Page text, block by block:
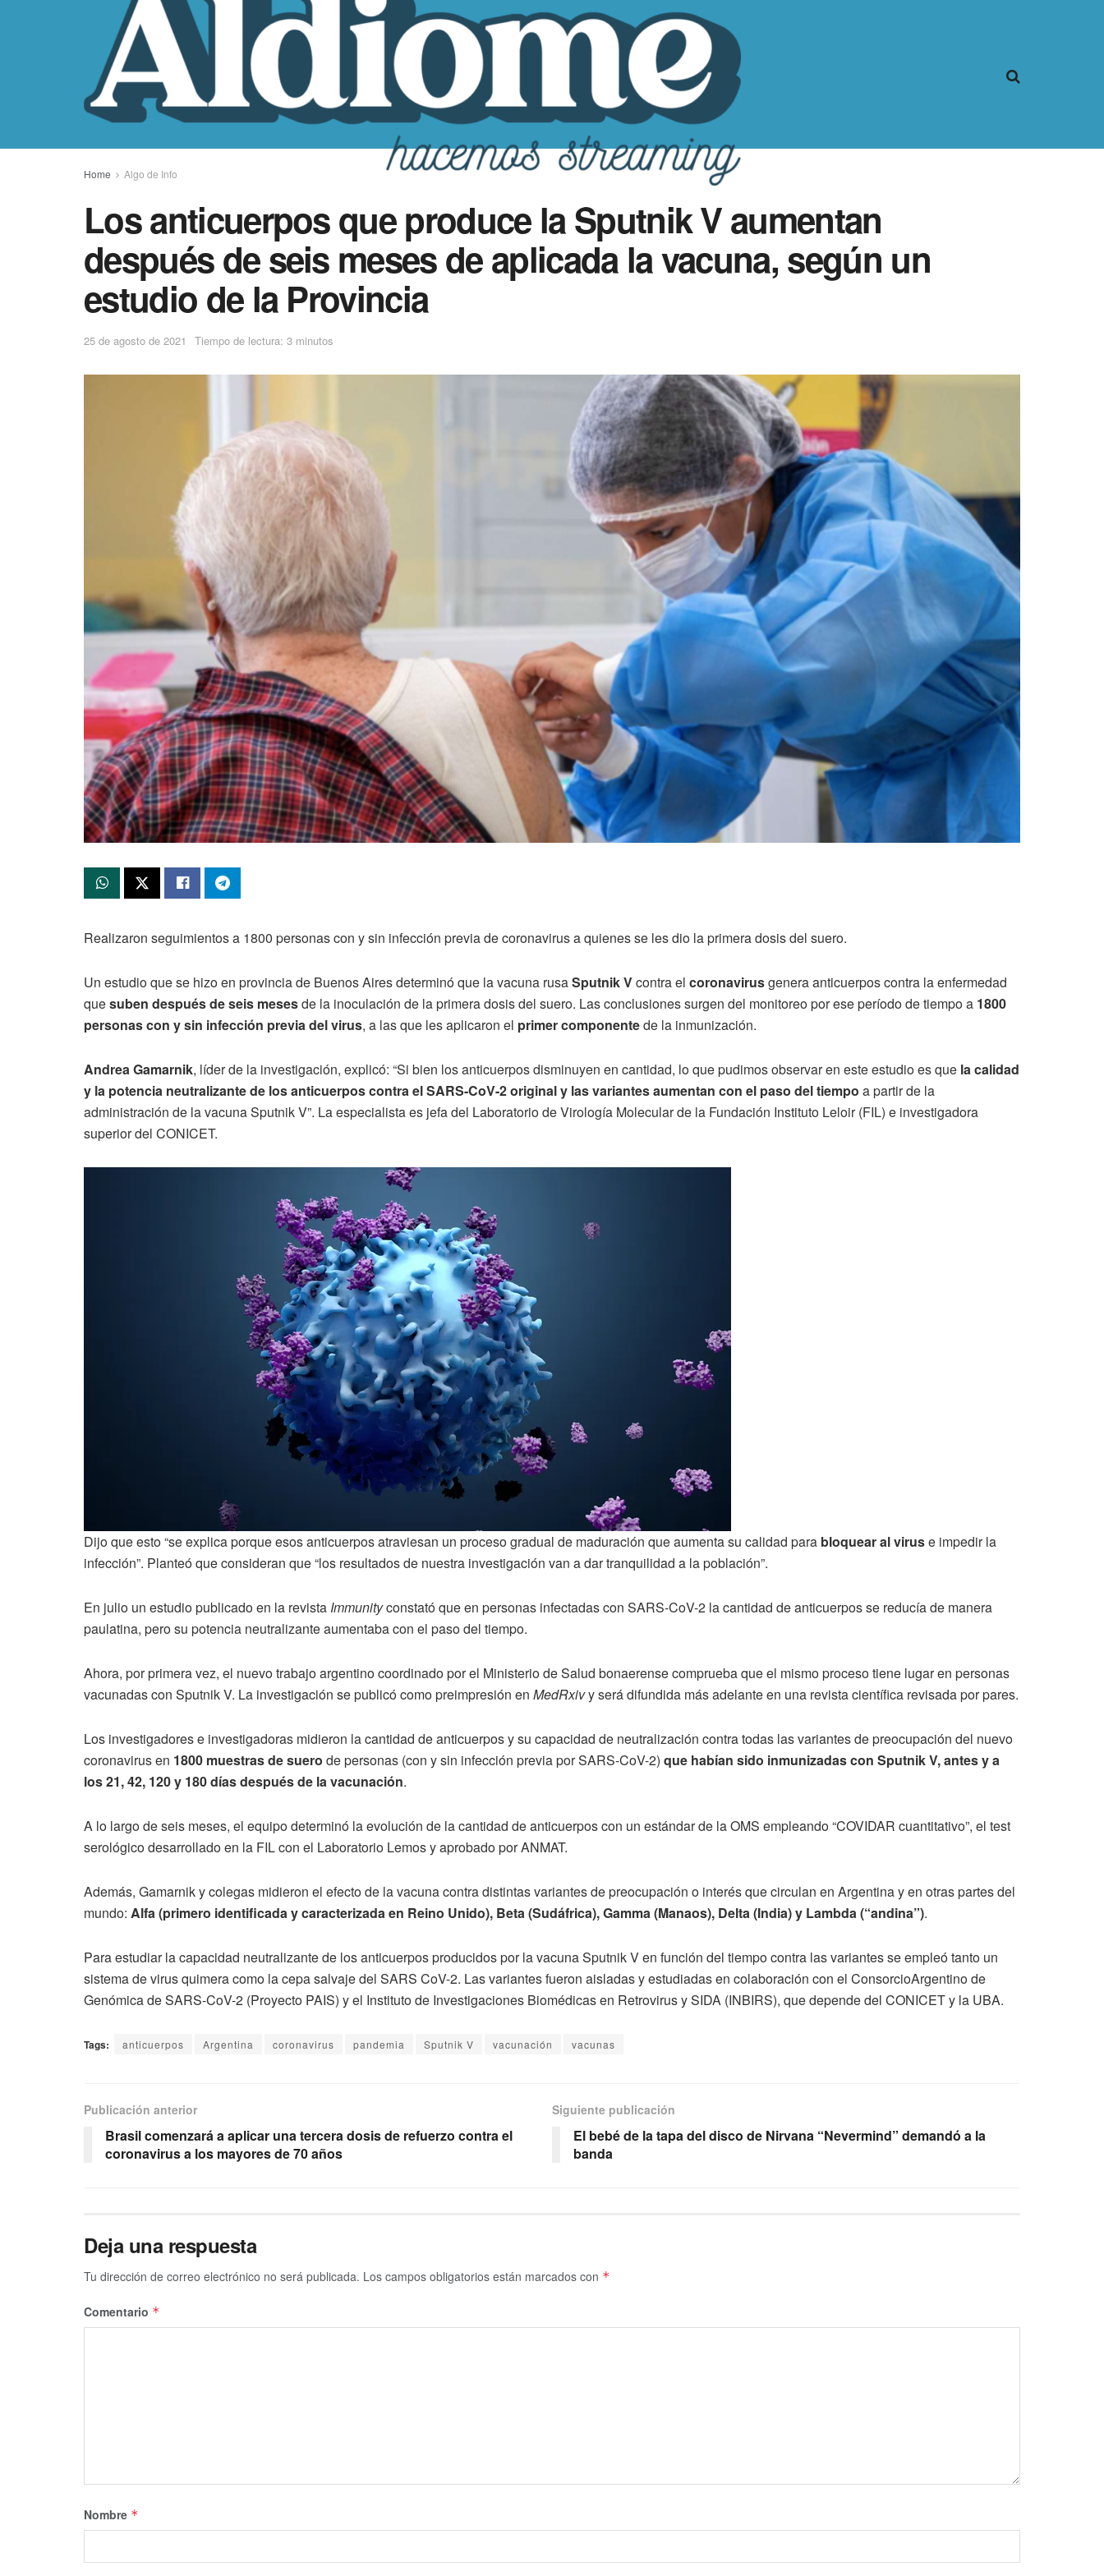
Home Algo de Info
Los anticuerpos que produce la Sputnik V aumentan
después de seis meses de aplicada la vacuna, según un
estudio de la Provincia
25 de agosto de 2021 Tiempo de lectura: 3 minutos
Realizaron seguimientos a 1800 personas con y sin infección previa de coronavirus a quienes se les dio la primera dosis del suero.
Un estudio que se hizo en provincia de Buenos Aires determinó que la vacuna rusaSputnik Vcontra el coronavirusgenera anticuerpos contra la enfermedad
quesuben después de seis mesesde la inoculación de la primera dosis del suero. Las conclusiones surgen del monitoreo por ese período de tiempo a 1800
personas con y sin infección previa del virus, a las que les aplicaron el primer componentede la inmunización.
Andrea Gamarnik, líder de la investigación, explicó: “Si bien los anticuerpos disminuyen en cantidad, lo que pudimos observar en este estudio es que la calidad
y la potencia neutralizante de los anticuerpos contra el SARS-CoV-2 original y las variantes aumentan con el paso del tiempo a partir de la
administración de la vacuna Sputnik V”. La especialista es jefa del Laboratorio de Virología Molecular de la Fundación Instituto Leloir (FIL) e investigadora
superior del CONICET.
Dijo que esto “se explica porque esos anticuerpos atraviesan un proceso gradual de maduración que aumenta su calidad para bloquear al viruse impedir la
infección”. Planteó que consideran que “los resultados de nuestra investigación van a dar tranquilidad a la población”.
En julio un estudio publicado en la revista Immunityconstató que en personas infectadas con SARS-CoV-2 la cantidad de anticuerpos se reducía de manera
paulatina, pero su potencia neutralizante aumentaba con el paso del tiempo.
Ahora, por primera vez, el nuevo trabajo argentino coordinado por el Ministerio de Salud bonaerense comprueba que el mismo proceso tiene lugar en personas
vacunadas con Sputnik V. La investigación se publicó como preimpresión en MedRxivy será difundida más adelante en una revista científica revisada por pares.
Los investigadores e investigadoras midieron la cantidad de anticuerpos y su capacidad de neutralización contra todas las variantes de preocupación del nuevo
coronavirus en 1800 muestras de suero de personas (con y sin infección previa por SARS-CoV-2) que habían sido inmunizadas con Sputnik V, antes y a
los 21, 42, 120 y 180 días después de la vacunación.
A lo largo de seis meses, el equipo determinó la evolución de la cantidad de anticuerpos con un estándar de la OMS empleando “COVIDAR cuantitativo”, el test
serológico desarrollado en la FIL con el Laboratorio Lemos y aprobado por ANMAT.
Además, Gamarnik y colegas midieron el efecto de la vacuna contra distintas variantes de preocupación o interés que circulan en Argentina y en otras partes del
mundo: Alfa (primero identificada y caracterizada en Reino Unido), Beta (Sudáfrica), Gamma (Manaos), Delta (India) y Lambda (“andina”).
Para estudiar la capacidad neutralizante de los anticuerpos producidos por la vacuna Sputnik V en función del tiempo contra las variantes se empleó tanto un
sistema de virus quimera como la cepa salvaje del SARS CoV-2. Las variantes fueron aisladas y estudiadas en colaboración con el ConsorcioArgentino de
Genómica de SARS-CoV-2 (Proyecto PAIS) y el Instituto de Investigaciones Biomédicas en Retrovirus y SIDA (INBIRS), que depende del CONICET y la UBA.
Tags: anticuerpos Argentina coronavirus pandemia Sputnik V vacunación vacunas
Publicación anterior
Brasil comenzará a aplicar una tercera dosis de refuerzo contra el
coronavirus a los mayores de 70 años
Siguiente publicación
El bebé de la tapa del disco de Nirvana “Nevermind” demandó a la
banda
Deja una respuesta
Tu dirección de correo electrónico no será publicada. Los campos obligatorios están marcados con *
Comentario *
Nombre *